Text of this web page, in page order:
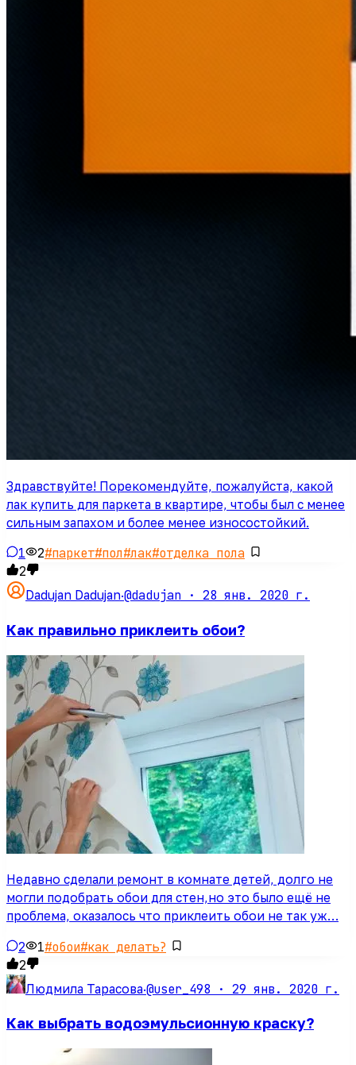
Здравствуйте! Порекомендуйте, пожалуйста, какой
лак купить для паркета в квартире, чтобы был с менее
сильным запахом и более менее износостойкий.
1 2#паркет#пол#лак#отделка пола
2
Dadujan Dadujan·@dadujan · 28 янв. 2020 г.
Как правильно приклеить обои?
Недавно сделали ремонт в комнате детей, долго не
могли подобрать обои для стен,но это было ещё не
проблема, оказалось что приклеить обои не так уж…
2 1#обои#как делать?
2
Людмила Тарасова·@user_498 · 29 янв. 2020 г.
Как выбрать водоэмульсионную краску?